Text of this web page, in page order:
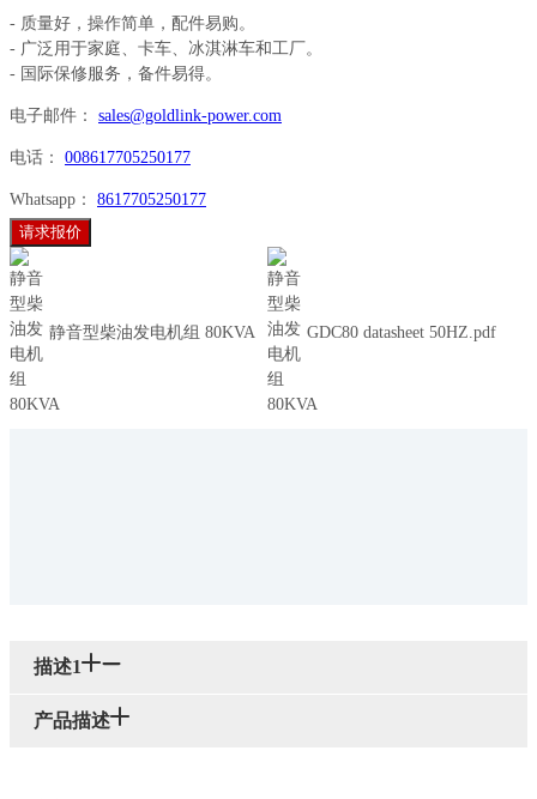
- 质量好，操作简单，配件易购。
- 广泛用于家庭、卡车、冰淇淋车和工厂。
- 国际保修服务，备件易得。
电子邮件： sales@goldlink-power.com
电话： 008617705250177
Whatsapp： 8617705250177
请求报价
静音型柴油发电机组 80KVA GDC80 datasheet 50HZ.pdf
描述1
产品描述